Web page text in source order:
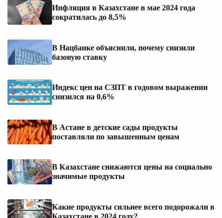
Инфляция в Казахстане в мае 2024 года
сократилась до 8,5%
В Нацбанке объяснили, почему снизили
базовую ставку
Индекс цен на СЗПТ в годовом выражении
снизился на 0,6%
В Астане в детские сады продукты
поставляли по завышенным ценам
В Казахстане снижаются цены на социально
значимые продукты
Какие продукты сильнее всего подорожали в
Казахстане в 2024 году?